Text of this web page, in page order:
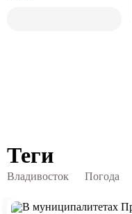
Теги
Владивосток Погода